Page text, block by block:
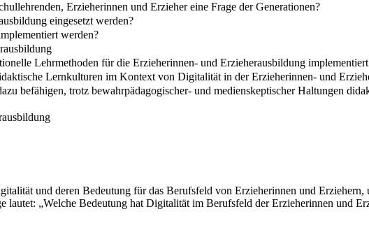
Erzieherinnen und Erzieher eine Frage der Generationen?
eingesetzt werden?
werden?
Lehrmethoden für die Erzieherinnen- und Erzieherausbildung
Lernkulturen im Kontext von Digitalität in der Erzieherinnen- und
befähigen, trotz bewahrpädagogischer- und medienskeptischer Haltungen
und deren Bedeutung für das Berufsfeld von Erzieherinnen und Erziehern,
„Welche Bedeutung hat Digitalität im Berufsfeld der Erzieherinnen und